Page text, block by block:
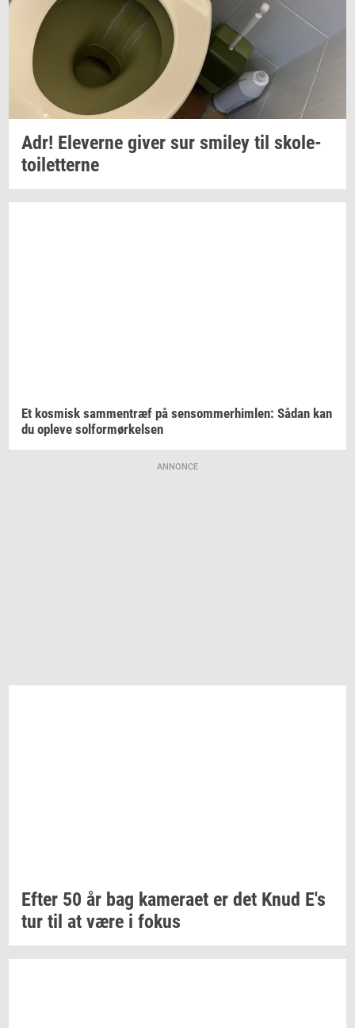
Adr! Ele­ver­ne giver sur smiley til sko­le­
toilet­ter­ne
Et kos­misk sam­men­træf på sen­som­mer­him­len: Sådan kan
du op­le­ve sol­for­mør­kel­sen
ANNONCE
Efter 50 år bag ka­me­ra­et er det Knud E's
tur til at være i fokus